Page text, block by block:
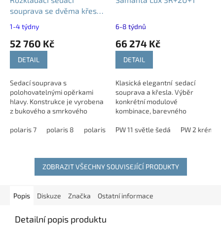
souprava se dvěma křesly
1-4 týdny
52 760 Kč
DETAIL
Sedací souprava s
polohovatelnými opěrkami
hlavy. Konstrukce je vyrobena
z bukového a smrkového
desek. Vystavena na prodejně
polaris 7 polaris 8 polaris 10 polaris 14 polaris 18
6-8 týdnů
66 274 Kč
DETAIL
Klasická elegantní sedací
souprava a křesla. Výběr
konkrétní modulové
kombinace, barevného
prodejnách v Havlíčkově
PW 11 světle šedá PW 2
ZOBRAZIT VŠECHNY SOUVISEJÍCÍ PRODUKTY
Popis Diskuze Značka Ostatní informace
Detailní popis produktu